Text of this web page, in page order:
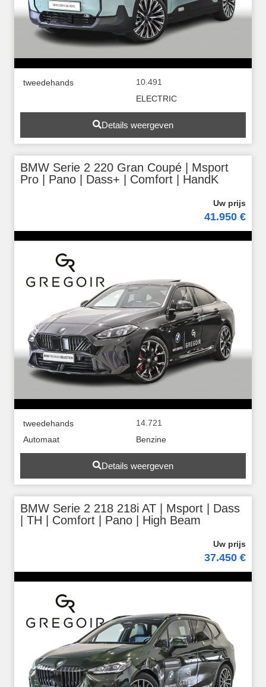
tweedehands
10.491
ELECTRIC
Details weergeven
BMW Serie 2 220 Gran Coupé | Msport
Pro | Pano | Dass+ | Comfort | HandK
41.950 €
tweedehands
14.721
Automaat
Benzine
Details weergeven
BMW Serie 2 218 218i AT | Msport | Dass
| TH | Comfort | Pano | High Beam
37.450 €